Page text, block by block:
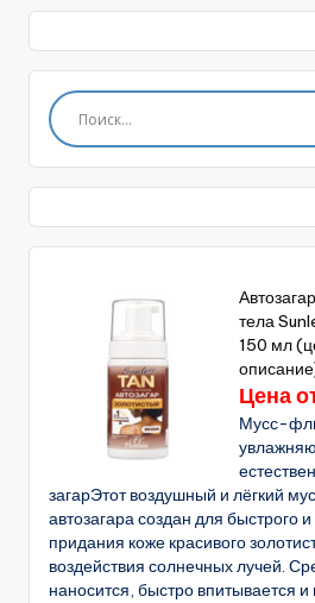
тела
150 мл
Цена
Мусс-
загарЭтот воздушный и лёгкий
автозагара создан для быстрого
придания коже красивого
воздействия солнечных лучей.
наносится, быстро впитывается и